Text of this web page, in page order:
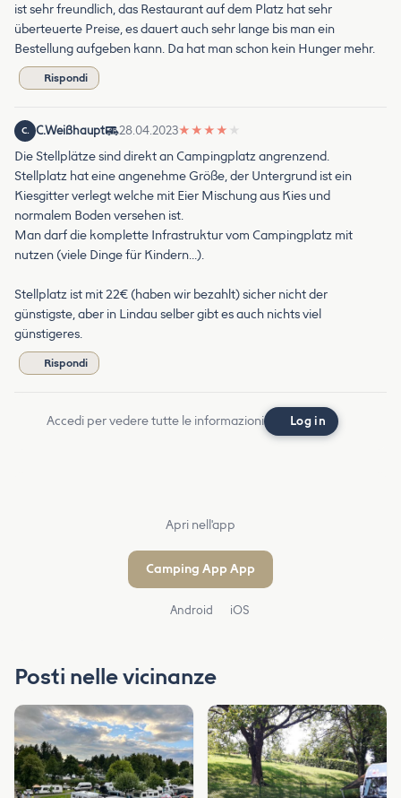
ist sehr freundlich, das Restaurant auf dem Platz hat sehr
überteuerte Preise, es dauert auch sehr lange bis man ein
Bestellung aufgeben kann. Da hat man schon kein Hunger mehr.
Rispondi
C. C.Weißhaupt 28.04.2023★ ★ ★ ★ ★
Die Stellplätze sind direkt an Campingplatz angrenzend.
Stellplatz hat eine angenehme Größe, der Untergrund ist ein
Kiesgitter verlegt welche mit Eier Mischung aus Kies und
normalem Boden versehen ist.
Man darf die komplette Infrastruktur vom Campingplatz mit
nutzen (viele Dinge für Kindern…).
Stellplatz ist mit 22€ (haben wir bezahlt) sicher nicht der
günstigste, aber in Lindau selber gibt es auch nichts viel
günstigeres.
Rispondi
Accedi per vedere tutte le informazioni Log in
Apri nell'app
Camping App App
Android iOS
Posti nelle vicinanze